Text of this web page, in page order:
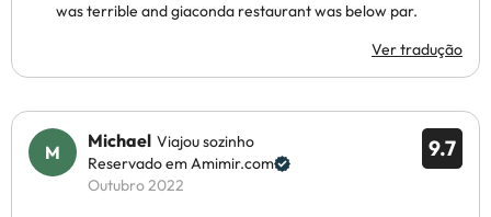
was terrible and giaconda restaurant was below par.
Ver tradução
9.7
Michael Viajou sozinho
Reservado em Amimir.com
Outubro 2022